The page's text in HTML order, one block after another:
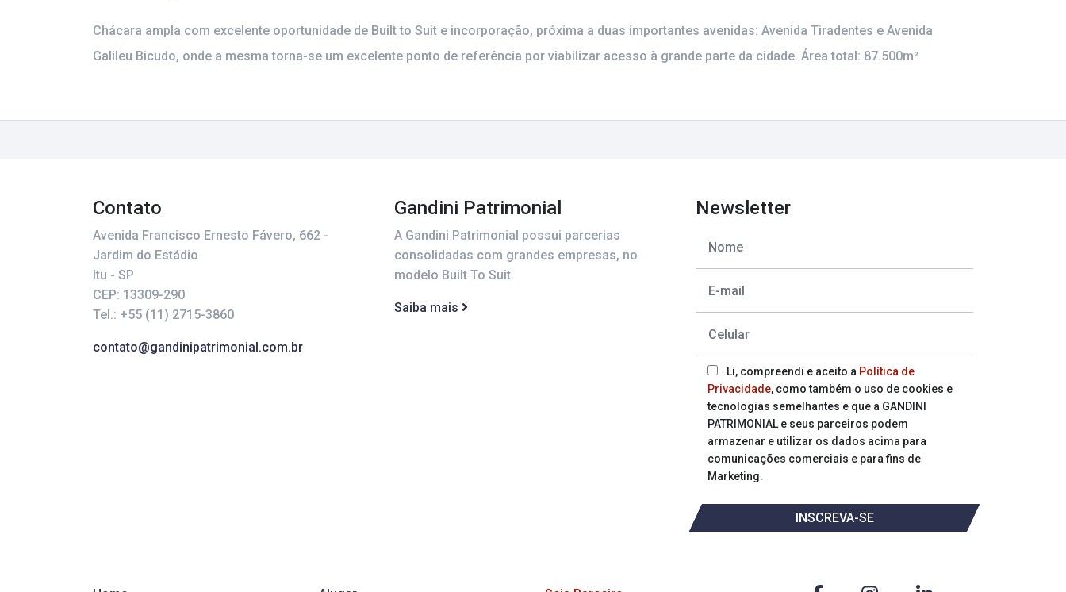
Chácara ampla com excelente oportunidade de Built to Suit e incorporação, próxima a duas importantes avenidas: Avenida Tiradentes e Avenida
Galileu Bicudo, onde a mesma torna-se um excelente ponto de referência por viabilizar acesso à grande parte da cidade. Área total: 87.500m²
Contato
Avenida Francisco Ernesto Fávero, 662 -
Jardim do Estádio
Itu - SP
CEP: 13309-290
Tel.: +55 (11) 2715-3860
contato@gandinipatrimonial.com.br
Gandini Patrimonial
A Gandini Patrimonial possui parcerias
consolidadas com grandes empresas, no
modelo Built To Suit.
Saiba mais
Newsletter
Li, compreendi e aceito a Política de
Privacidade, como também o uso de cookies e
tecnologias semelhantes e que a GANDINI
PATRIMONIAL e seus parceiros podem
armazenar e utilizar os dados acima para
comunicações comerciais e para fins de
Marketing.
INSCREVA-SE